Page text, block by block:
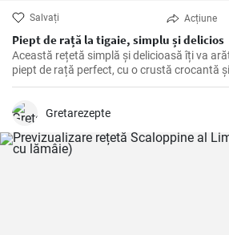
Salvați Acțiune
Piept de rață la tigaie, simplu și delicios
Această rețetă simplă și delicioasă îți va
piept de rață perfect, cu o crustă crocantă
savuroasă. Este o modalitate ușoară de a
Gretarezepte